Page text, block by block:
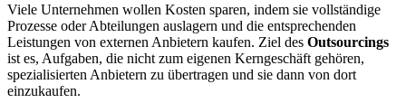
Viele Unternehmen wollen Kosten sparen, indem sie vollständige
Prozesse oder Abteilungen auslagern und die entsprechenden
Leistungen von externen Anbietern kaufen. Ziel des Outsourcings
ist es, Aufgaben, die nicht zum eigenen Kerngeschäft gehören,
spezialisierten Anbietern zu übertragen und sie dann von dort
einzukaufen.